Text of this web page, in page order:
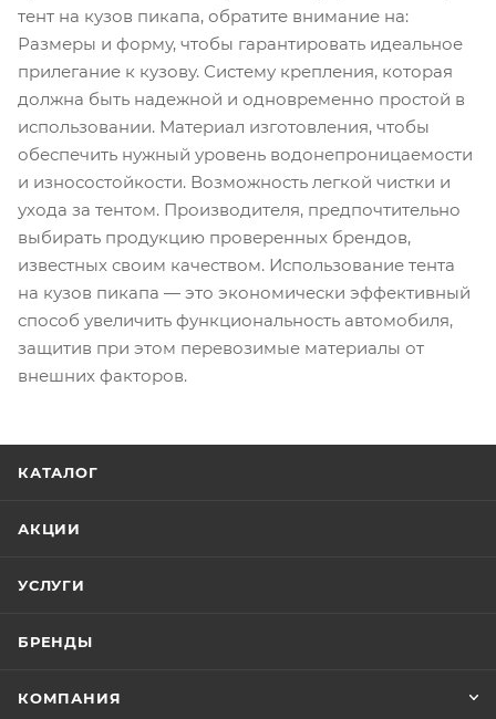
тент на кузов пикапа, обратите внимание на:
Размеры и форму, чтобы гарантировать идеальное
прилегание к кузову. Систему крепления, которая
должна быть надежной и одновременно простой в
использовании. Материал изготовления, чтобы
обеспечить нужный уровень водонепроницаемости
и износостойкости. Возможность легкой чистки и
ухода за тентом. Производителя, предпочтительно
выбирать продукцию проверенных брендов,
известных своим качеством. Использование тента
на кузов пикапа — это экономически эффективный
способ увеличить функциональность автомобиля,
защитив при этом перевозимые материалы от
внешних факторов.
КАТАЛОГ
АКЦИИ
УСЛУГИ
БРЕНДЫ
КОМПАНИЯ